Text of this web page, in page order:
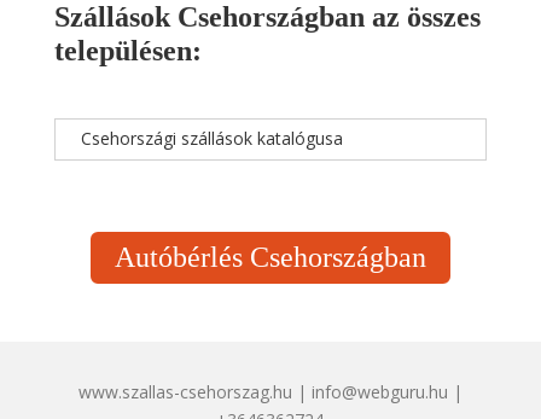
Szállások Csehországban az összes
településen:
Csehországi szállások katalógusa
Autóbérlés Csehországban
www.szallas-csehorszag.hu | info@webguru.hu |